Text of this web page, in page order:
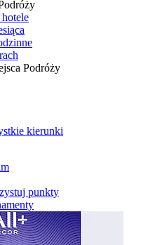
Podróży
kierunki
punkty